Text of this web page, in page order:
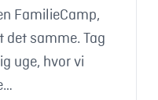
FamilieCamp,
det samme. Tag
uge, hvor vi